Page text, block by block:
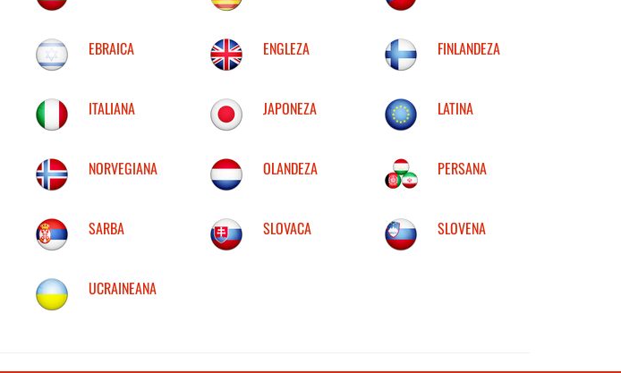
EBRAICA ENGLEZA FINLANDEZA
ITALIANA JAPONEZA LATINA
NORVEGIANA OLANDEZA PERSANA
SARBA SLOVACA SLOVENA
UCRAINEANA